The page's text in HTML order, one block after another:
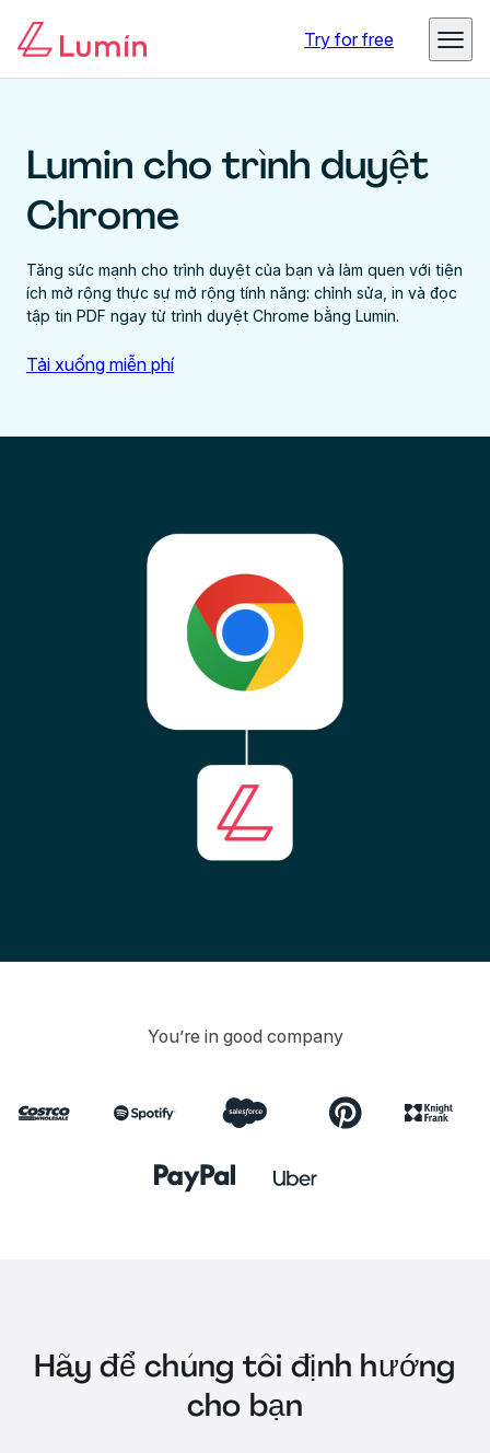
Try for free
Lumin cho trình duyệt
Chrome
Tăng sức mạnh cho trình duyệt của bạn và làm quen với tiện
ích mở rộng thực sự mở rộng tính năng: chỉnh sửa, in và đọc
tập tin PDF ngay từ trình duyệt Chrome bằng Lumin.
Tải xuống miễn phí
You’re in good company
Hãy để chúng tôi định hướng
cho bạn